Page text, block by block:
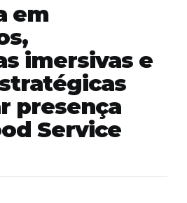
em
imersivas e
presença
Service